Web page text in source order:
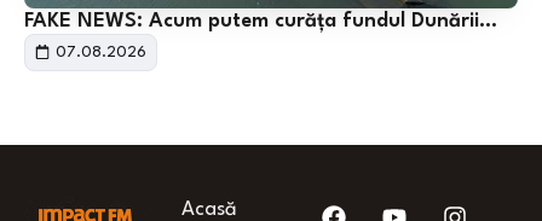
FAKE NEWS: Acum putem curăța fundul Dunării…
07.08.2026
Acasă